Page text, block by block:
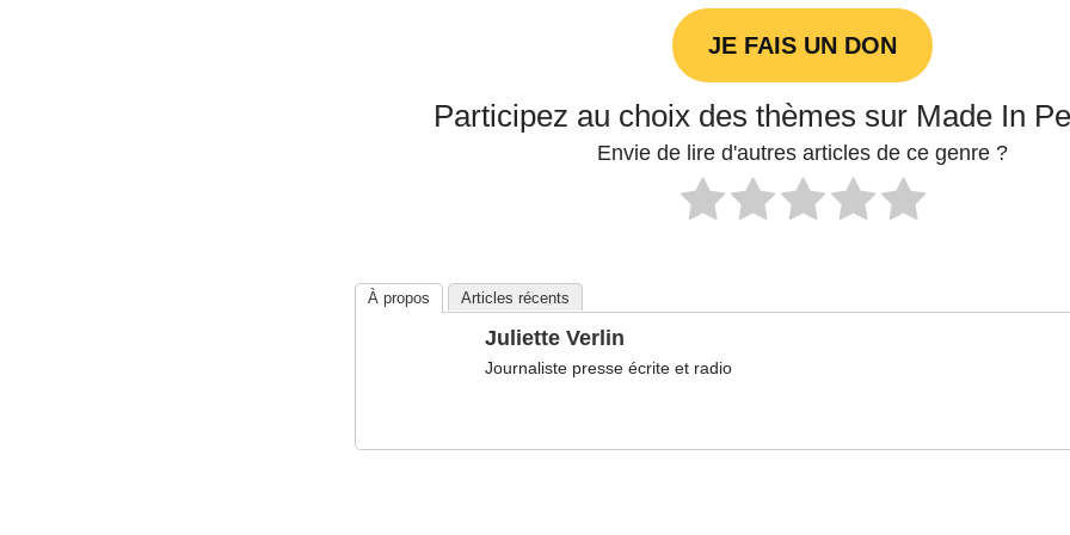
JE FAIS UN DON
Participez au choix des thèmes sur Made In
Envie de lire d'autres articles de ce genre ?
À propos Articles récents
Juliette Verlin
Journaliste presse écrite et radio